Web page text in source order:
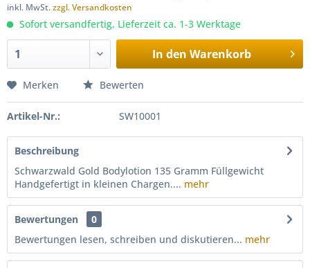
inkl. MwSt.zzgl. Versandkosten
Sofort versandfertig, Lieferzeit ca. 1-3 Werktage
In den Warenkorb
Merken Bewerten
Artikel-Nr.: SW10001
Beschreibung
Schwarzwald Gold Bodylotion 135 Gramm Füllgewicht
Handgefertigt in kleinen Chargen.... mehr
Bewertungen
0
Bewertungen lesen, schreiben und diskutieren... mehr